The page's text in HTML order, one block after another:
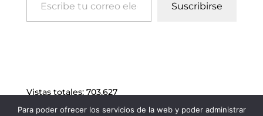
Suscribirse
Vistas totales: 703.627
Para poder ofrecer los servicios de la web y poder administrar